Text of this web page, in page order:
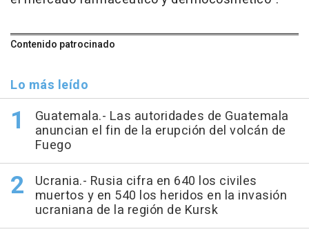
Contenido patrocinado
Lo más leído
Guatemala.- Las autoridades de Guatemala
anuncian el fin de la erupción del volcán de
Fuego
Ucrania.- Rusia cifra en 640 los civiles
muertos y en 540 los heridos en la invasión
ucraniana de la región de Kursk